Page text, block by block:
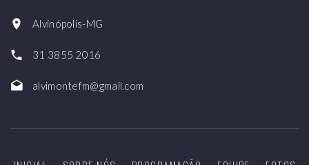
Alvinópolis-MG
31 3855 2016
alvimontefm@gmail.com